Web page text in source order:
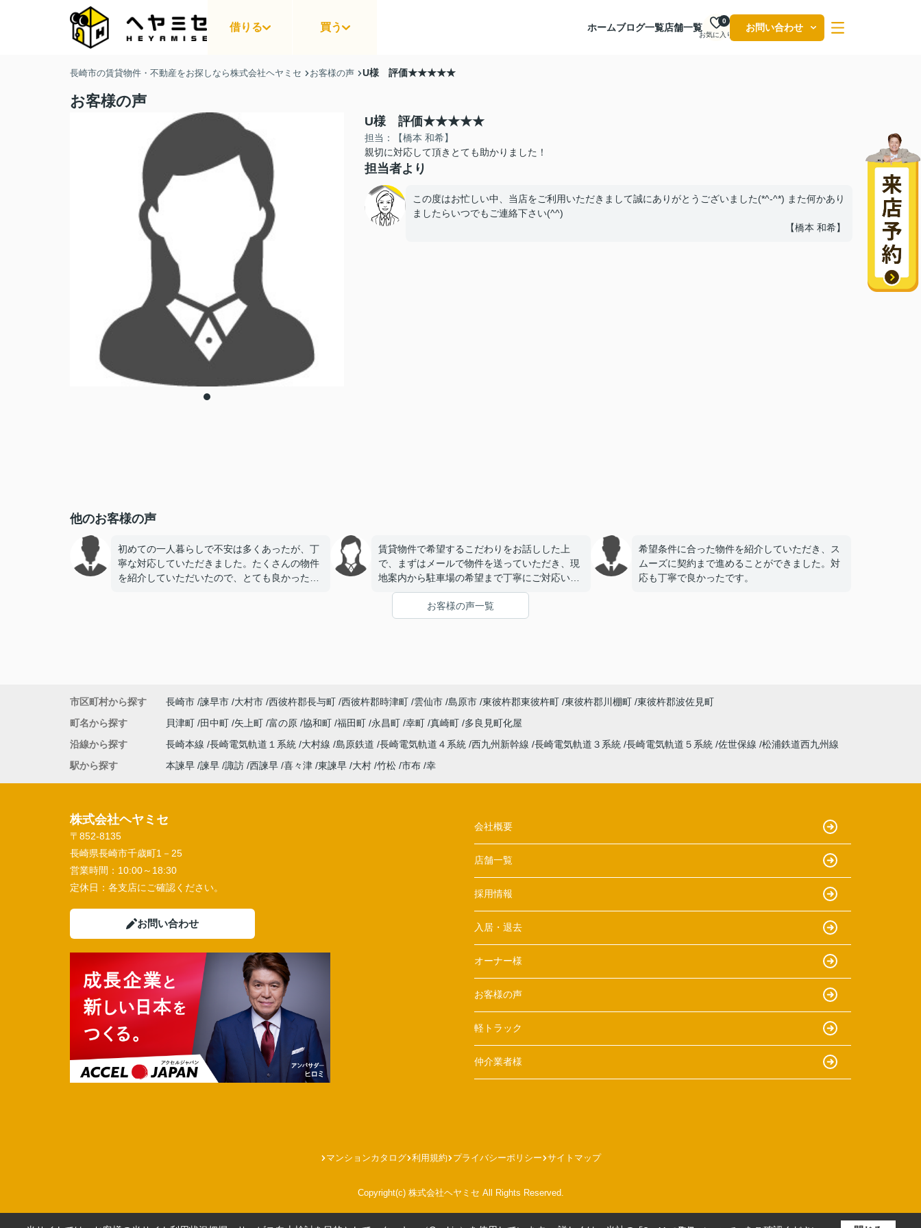
借りる 買う ホームブログ一覧店舗一覧
お気に入り
0
お問い合わせ
長崎市の賃貸物件・不動産をお探しなら株式会社ヘヤミセ お客様の声 U様 評価★★★★★
お客様の声
U様 評価★★★★★
担当：【橋本 和希】
親切に対応して頂きとても助かりました！
担当者より
この度はお忙しい中、当店をご利用いただきまして誠にありがとうございました(*^-^*) また何かあり
ましたらいつでもご連絡下さい(^^)
【橋本 和希】
他のお客様の声
初めての一人暮らしで不安は多くあったが、丁
寧な対応していただきました。たくさんの物件
を紹介していただいたので、とても良かったで
賃貸物件で希望するこだわりをお話しした上
で、まずはメールで物件を送っていただき、現
地案内から駐車場の希望まで丁寧にご対応いた
だき、今回契約をさせていただきました。とて
も信頼できる会社様で安心してお任せできまし
た。感謝申し上げます。
希望条件に合った物件を紹介していただき、ス
ムーズに契約まで進めることができました。対
応も丁寧で良かったです。
お客様の声一覧
市区町村から探す 長崎市 諫早市 大村市 西彼杵郡長与町 西彼杵郡時津町 雲仙市 島原市 東彼杵郡東彼杵町 東彼杵郡川棚町 東彼杵郡波佐見町
町名から探す
貝津町 田中町 矢上町 富の原 協和町 福田町 永昌町 幸町 真崎町 多良見町化屋
沿線から探す
長崎本線 長崎電気軌道１系統 大村線 島原鉄道 長崎電気軌道４系統 西九州新幹線 長崎電気軌道３系統 長崎電気軌道５系統 佐世保線 松浦鉄道西九州線
駅から探す
本諫早 諫早 諏訪 西諫早 喜々津 東諫早 大村 竹松 市布 幸
株式会社ヘヤミセ
〒852-8135
長崎県長崎市千歳町1－25
営業時間： 10:00～18:30
定休日： 各支店にご確認ください。
お問い合わせ
会社概要
店舗一覧
採用情報
入居・退去
オーナー様
お客様の声
軽トラック
仲介業者様
マンションカタログ 利用規約 プライバシーポリシー サイトマップ
Copyright(c) 株式会社ヘヤミセ All Rights Reserved.